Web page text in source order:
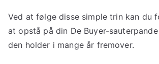
Ved at følge disse simple trin kan du
at opstå på din De Buyer-
den holder i mange år fremover.